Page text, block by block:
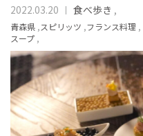
2022.03.20 食べ歩き ,
青森県 ,スピリッツ ,フランス料理 ,
スープ ,